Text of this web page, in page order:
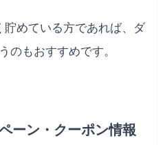
めている方であれば、ダ
のもおすすめです。
ーン・クーポン情報